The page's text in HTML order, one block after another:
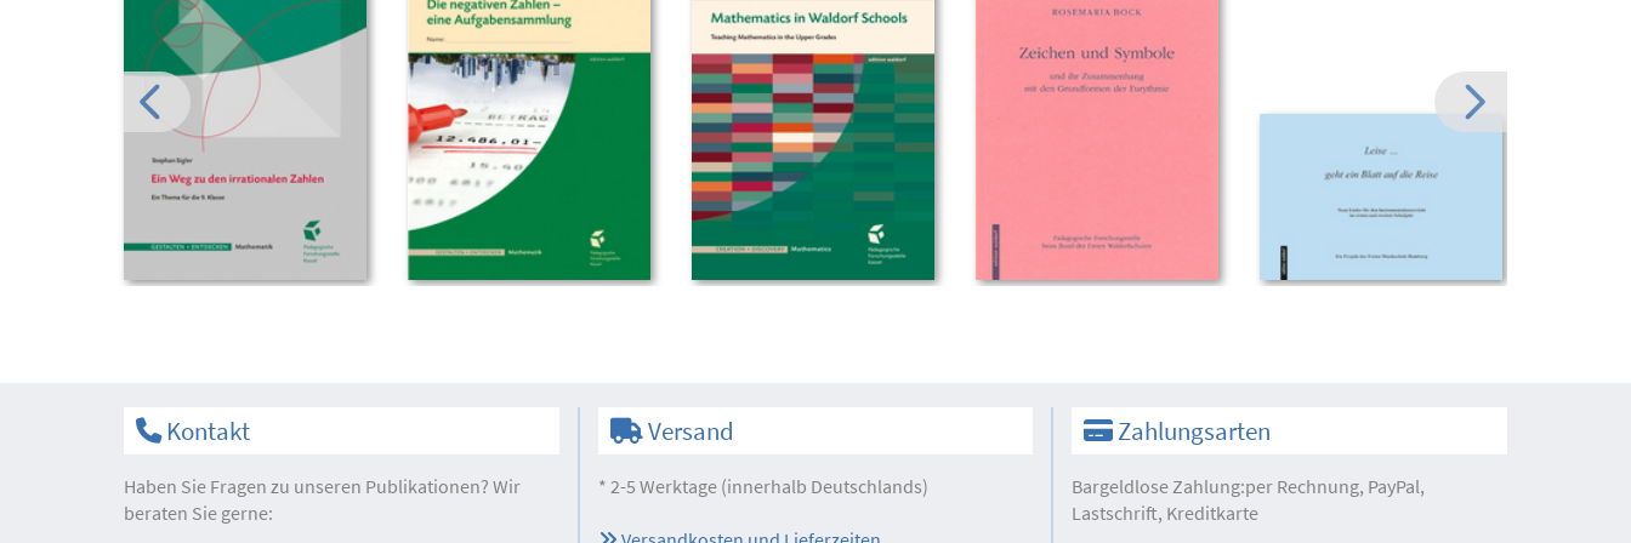
Kontakt
Haben Sie Fragen zu unseren Publikationen? Wir
beraten Sie gerne:
Versand
* 2-5 Werktage (innerhalb Deutschlands)
Zahlungsarten
Bargeldlose Zahlung:per Rechnung, PayPal,
Lastschrift, Kreditkarte